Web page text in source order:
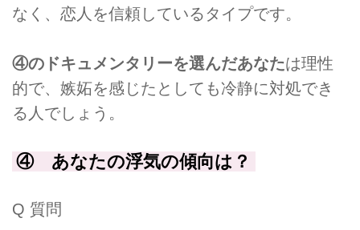
なく、恋人を信頼しているタイプです。
④のドキュメンタリーを選んだあなたは理性
的で、嫉妬を感じたとしても冷静に対処でき
る人でしょう。
④ あなたの浮気の傾向は？
Q 質問